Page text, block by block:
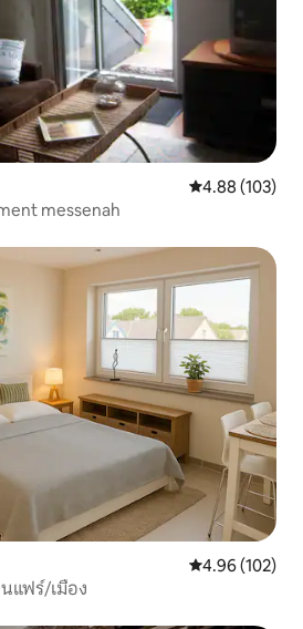
คะแนนเฉลี่ย
4.88 (103)
messenah
คะแนนเฉลี่ย
4.96 (102)
แฟร์/เมือง